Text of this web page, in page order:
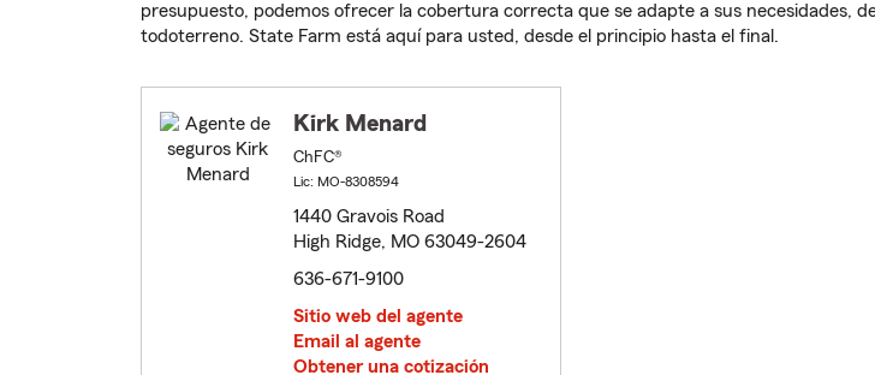
presupuesto, podemos ofrecer la cobertura correcta que se adapte a sus necesidades,
todoterreno. State Farm está aquí para usted, desde el principio hasta el final.
Kirk Menard
ChFC®
Lic: MO-8308594
1440 Gravois Road
High Ridge, MO 63049-2604
636-671-9100
Sitio web del agente
Email al agente
Obtener una cotización